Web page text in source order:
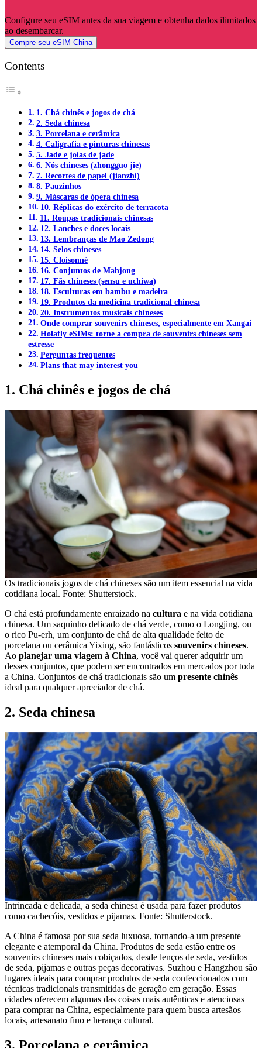
Configure seu eSIM antes da sua viagem e obtenha dados ilimitados
ao desembarcar.
Compre seu eSIM China
Contents
1. Chá chinês e jogos de chá
2. Seda chinesa
3. Porcelana e cerâmica
4. Caligrafia e pinturas chinesas
5. Jade e joias de jade
6. Nós chineses (zhongguo jie)
7. Recortes de papel (jianzhi)
8. Pauzinhos
9. Máscaras de ópera chinesa
10. Réplicas do exército de terracota
11. Roupas tradicionais chinesas
12. Lanches e doces locais
13. Lembranças de Mao Zedong
14. Selos chineses
15. Cloisonné
16. Conjuntos de Mahjong
17. Fãs chineses (sensu e uchiwa)
18. Esculturas em bambu e madeira
19. Produtos da medicina tradicional chinesa
20. Instrumentos musicais chineses
Onde comprar souvenirs chineses, especialmente em Xangai
Holafly eSIMs: torne a compra de souvenirs chineses sem
estresse
Perguntas frequentes
Plans that may interest you
1. Chá chinês e jogos de chá
Os tradicionais jogos de chá chineses são um item essencial na vida
cotidiana local. Fonte: Shutterstock.
O chá está profundamente enraizado na cultura e na vida cotidiana
chinesa. Um saquinho delicado de chá verde, como o Longjing, ou
o rico Pu-erh, um conjunto de chá de alta qualidade feito de
porcelana ou cerâmica Yixing, são fantásticos souvenirs chineses.
Ao planejar uma viagem à China, você vai querer adquirir um
desses conjuntos, que podem ser encontrados em mercados por toda
a China. Conjuntos de chá tradicionais são um presente chinês
ideal para qualquer apreciador de chá.
2. Seda chinesa
Intrincada e delicada, a seda chinesa é usada para fazer produtos
como cachecóis, vestidos e pijamas. Fonte: Shutterstock.
A China é famosa por sua seda luxuosa, tornando-a um presente
elegante e atemporal da China. Produtos de seda estão entre os
souvenirs chineses mais cobiçados, desde lenços de seda, vestidos
de seda, pijamas e outras peças decorativas. Suzhou e Hangzhou são
lugares ideais para comprar produtos de seda confeccionados com
técnicas tradicionais transmitidas de geração em geração. Essas
cidades oferecem algumas das coisas mais autênticas e atenciosas
para comprar na China, especialmente para quem busca artesãos
locais, artesanato fino e herança cultural.